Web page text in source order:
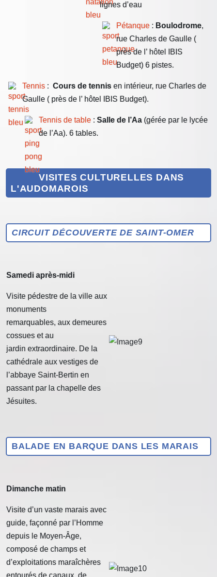
lignes d’eau
Pétanque : Boulodrome,
rue Charles de Gaulle (
près de l’ hôtel IBIS
Budget) 6 pistes.
Tennis : Cours de tennis en intérieur, rue Charles de
Gaulle ( près de l’ hôtel IBIS Budget).
Tennis de table : Salle de l’Aa (gérée par le lycée
de l’Aa). 6 tables.
VISITES CULTURELLES DANS
L'AUDOMAROIS
CIRCUIT DÉCOUVERTE DE SAINT-OMER
Samedi après-midi
Visite pédestre de la ville aux
monuments
remarquables, aux demeures
cossues et au
jardin extraordinaire. De la
cathédrale aux vestiges de
l’abbaye Saint-Bertin en
passant par la chapelle des
Jésuites.
BALADE EN BARQUE DANS LES MARAIS
Dimanche matin
Visite d’un vaste marais avec
guide, façonné par l’Homme
depuis le Moyen-Âge,
composé de champs et
d’exploitations maraîchères
entourés de canaux, de